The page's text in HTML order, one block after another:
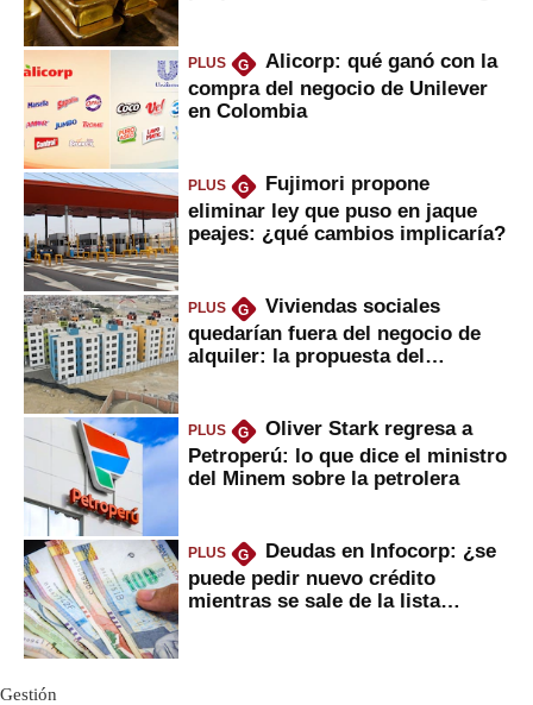
PLUS G
Alicorp: qué ganó con la
compra del negocio de Unilever
en Colombia
PLUS G
Fujimori propone
eliminar ley que puso en jaque
peajes: ¿qué cambios implicaría?
PLUS G
Viviendas sociales
quedarían fuera del negocio de
alquiler: la propuesta del
PLUS G
Oliver Stark regresa a
Petroperú: lo que dice el ministro
del Minem sobre la petrolera
PLUS G
Deudas en Infocorp: ¿se
puede pedir nuevo crédito
mientras se sale de la lista
Gestión